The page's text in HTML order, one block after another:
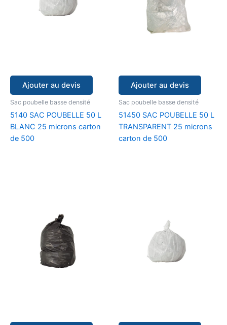
Ajouter au devis
Sac poubelle basse densité
5140 SAC POUBELLE 50 L
BLANC 25 microns carton
de 500
Ajouter au devis
Sac poubelle basse densité
51450 SAC POUBELLE 50 L
TRANSPARENT 25 microns
carton de 500